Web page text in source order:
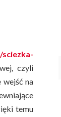
czyli
na
temu